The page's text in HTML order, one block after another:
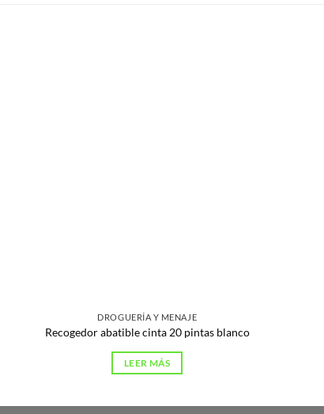
DROGUERÍA Y MENAJE
Recogedor abatible cinta 20 pintas blanco
LEER MÁS